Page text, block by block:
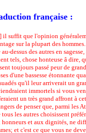
française :
il suffit que l'opinion
sur la plupart des
au-dessus des autres en
tels, chose honteuse â dire,
toujours passé peur de
d'une bassesse étonnante
qu'il leur arriverait un
immortels si vous
un très grand affront à
de penser que, parmi les
tous les autres choisissent
honneurs et aux dignités, ne
et c'est ce que vous ne